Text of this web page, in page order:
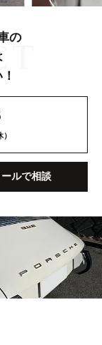
の
ールで相談